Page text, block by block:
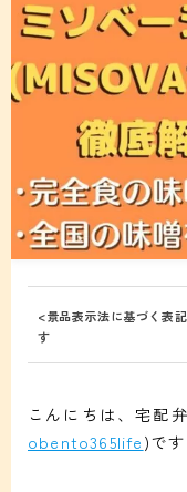
<景品表示法に基づく表
す
こんにちは、宅配
obento365life)です